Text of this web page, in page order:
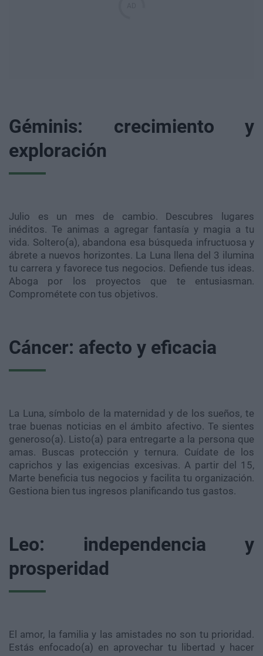
Géminis: crecimiento y
exploración
Julio es un mes de cambio. Descubres lugares
inéditos. Te animas a agregar fantasía y magia a tu
vida. Soltero(a), abandona esa búsqueda infructuosa y
ábrete a nuevos horizontes. La Luna llena del 3 ilumina
tu carrera y favorece tus negocios. Defiende tus ideas.
Aboga por los proyectos que te entusiasman.
Comprométete con tus objetivos.
Cáncer: afecto y eficacia
La Luna, símbolo de la maternidad y de los sueños, te
trae buenas noticias en el ámbito afectivo. Te sientes
generoso(a). Listo(a) para entregarte a la persona que
amas. Buscas protección y ternura. Cuídate de los
caprichos y las exigencias excesivas. A partir del 15,
Marte beneficia tus negocios y facilita tu organización.
Gestiona bien tus ingresos planificando tus gastos.
Leo: independencia y
prosperidad
El amor, la familia y las amistades no son tu prioridad.
Estás enfocado(a) en aprovechar tu libertad y hacer